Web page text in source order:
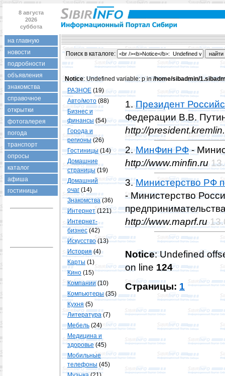
8 августа
2026
суббота
на главную
новости
подробности
объявления
знакомства
справочное
открытки
фотогалерея
погода
транспорт
опросы
каталог
афиша
гостиницы
Поиск в каталогe:
Notice: Undefined variable: p in/home/sibadmin/
РАЗНОЕ (19)
Авто/мото (88)
Бизнес и
финансы (54)
Города и
регионы(26)
Гостиницы (14)
Домашние
страницы(19)
Домашний
очаг (14)
Знакомства(36)
Интернет(121)
Интернет-
бизнес (42)
Искусство(13)
История(4)
Карты (1)
Кино (15)
Компании(10)
Компьютеры (35)
Кухня (5)
Литература(7)
Мебель (24)
Медицина и
здоровье(45)
Мобильные
телефоны (45)
1. Президент
Федерации В.В.
http://
2.МинФин РФ-
http://www.minfin.ru
3.Министерство РФ
- Министерство
http://www.maprf.ru
Notice: Undefined
on line 124
Страницы: 1